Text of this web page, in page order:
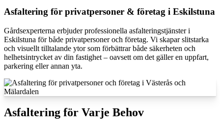
Asfaltering för privatpersoner & företag i Eskilstuna
Gårdsexperterna erbjuder professionella asfalteringstjänster i
Eskilstuna för både privatpersoner och företag. Vi skapar slitstarka
och visuellt tilltalande ytor som förbättrar både säkerheten och
helhetsintrycket av din fastighet – oavsett om det gäller en uppfart,
parkering eller annan yta.
Asfaltering för Varje Behov